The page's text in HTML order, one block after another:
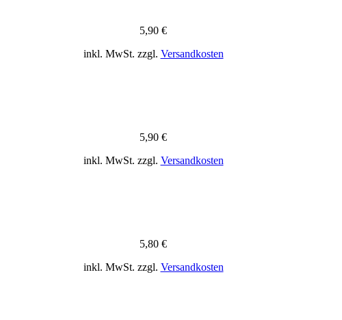
5,90 €
inkl. MwSt. zzgl. Versandkosten
5,90 €
inkl. MwSt. zzgl. Versandkosten
5,80 €
inkl. MwSt. zzgl. Versandkosten